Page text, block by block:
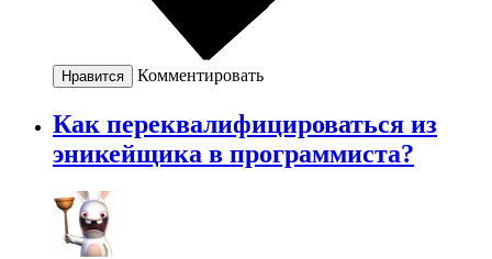
Нравится Комментировать
Как переквалифицироваться из
эникейщика в программиста?